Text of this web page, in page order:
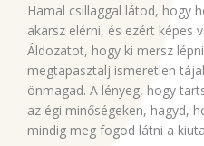
Hamal csillaggal látod, hogy
akarsz elérni, és ezért képes
Áldozatot, hogy ki mersz
megtapasztalj ismeretlen
önmagad. A lényeg, hogy
az égi minőségeken, hagyd,
mindig meg fogod látni a